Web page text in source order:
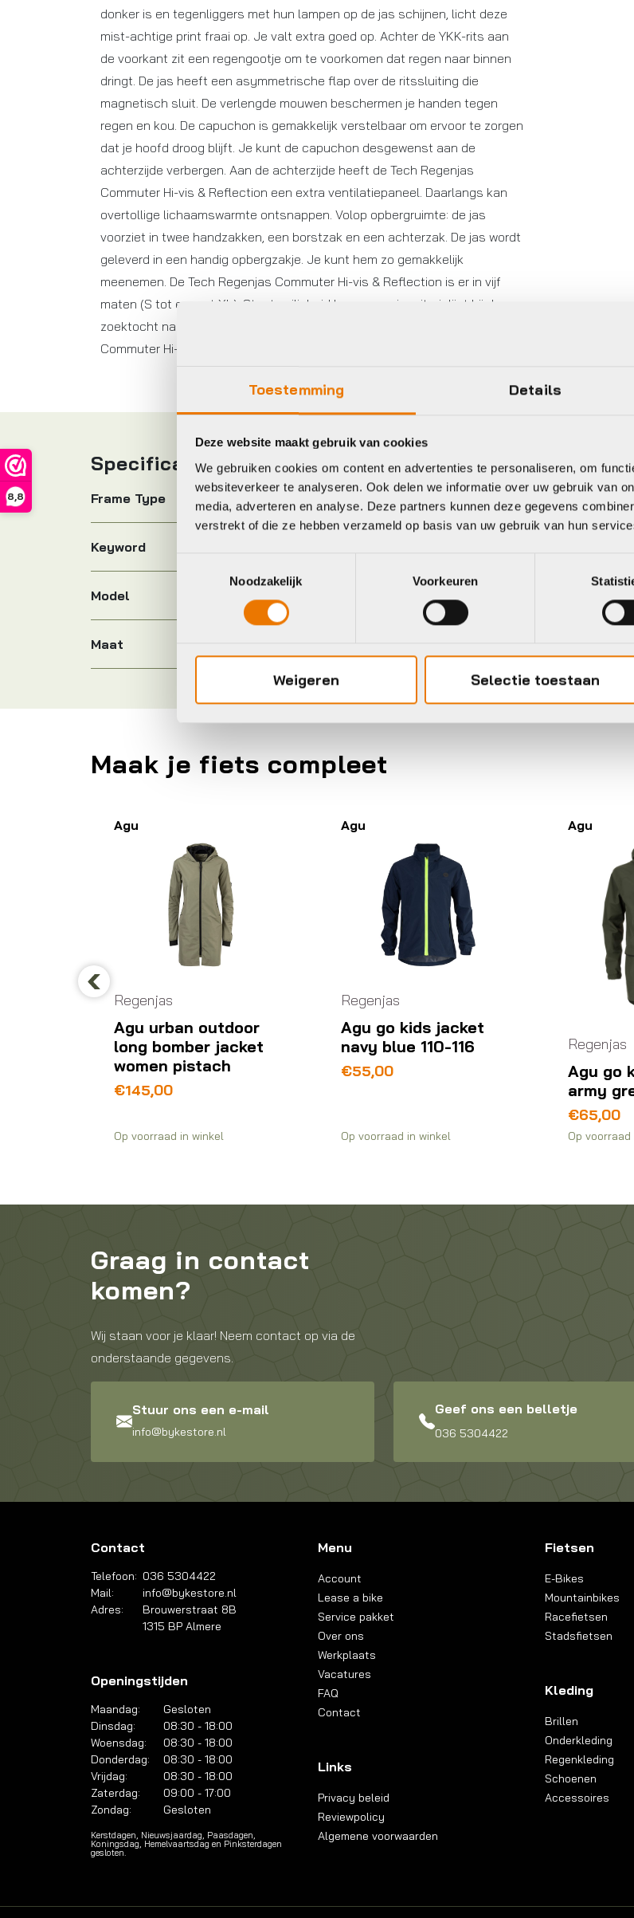
Toestemming Details
Deze website maakt gebruik van cookies
We gebruiken cookies om content en advertenties te personaliseren, om
websiteverkeer te analyseren. Ook delen we informatie over uw gebruik van
media, adverteren en analyse. Deze partners kunnen deze gegevens
verstrekt of die ze hebben verzameld op basis van uw gebruik van hun
Noodzakelijk
Voorkeuren
Weigeren Selectie toestaan
8,8
donker is en tegenliggers met hun lampen op de jas schijnen, licht deze
mist-achtige print fraai op. Je valt extra goed op. Achter de YKK-rits aan
de voorkant zit een regengootje om te voorkomen dat regen naar binnen
dringt. De jas heeft een asymmetrische flap over de ritssluiting die
magnetisch sluit. De verlengde mouwen beschermen je handen tegen
regen en kou. De capuchon is gemakkelijk verstelbaar om ervoor te zorgen
dat je hoofd droog blijft. Je kunt de capuchon desgewenst aan de
achterzijde verbergen. Aan de achterzijde heeft de Tech Regenjas
Commuter Hi-vis & Reflection een extra ventilatiepaneel. Daarlangs kan
overtollige lichaamswarmte ontsnappen. Volop opbergruimte: de jas
voorziet in twee handzakken, een borstzak en een achterzak. De jas wordt
geleverd in een handig opbergzakje. Je kunt hem zo gemakkelijk
meenemen. De Tech Regenjas Commuter Hi-vis & Reflection is er in vijf
maten (S tot en met XL). Staat veiligheid boven aan je criterialijst bij de
zoektocht naar een nieuwe regenjas, dan past de Tech Regenjas
Commuter Hi-vis & Reflection perfect in jouw straatje.
Specificaties
Frame Type Heren Hoofdkleur
Keyword
Model
Maat
Maak je fiets compleet
Previous
Agu
Regenjas
Agu urban outdoor
long bomber jacket
women pistach
€145,00
Op voorraad in winkel
Agu
Regenjas
Agu go kids jacket
navy blue 110-116
€55,00
Op voorraad in winkel
Agu
Regenjas
Agu go
army
€65,00
Op voorraad
Graag in contact
komen?
Wij staan voor je klaar! Neem contact op via de
onderstaande gegevens.
Stuur ons een e-mail
info@bykestore.nl
Geef ons een belletje
036 5304422
Contact
Telefoon: 036 5304422
Mail:
info@bykestore.nl
Adres:
Brouwerstraat 8B
1315 BP Almere
Openingstijden
Maandag:
Gesloten
Dinsdag:
08:30 - 18:00
Woensdag:
08:30 - 18:00
Donderdag:
08:30 - 18:00
Vrijdag:
08:30 - 18:00
Zaterdag:
09:00 - 17:00
Zondag:
Gesloten
Kerstdagen, Nieuwsjaardag, Paasdagen,
Koningsdag, Hemelvaartsdag en Pinksterdagen
gesloten.
Menu
Account
Lease a bike
Service pakket
Over ons
Werkplaats
Vacatures
FAQ
Contact
Links
Privacy beleid
Reviewpolicy
Algemene voorwaarden
Fietsen
E-Bikes
Mountainbikes
Racefietsen
Stadsfietsen
Kleding
Brillen
Onderkleding
Regenkleding
Schoenen
Accessoires